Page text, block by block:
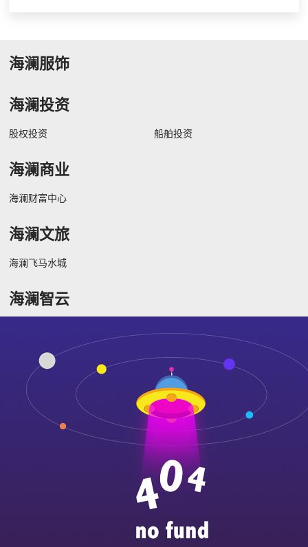
海澜服饰
海澜投资
股权投资 船舶投资
海澜商业
海澜财富中心
海澜文旅
海澜飞马水城
海澜智云